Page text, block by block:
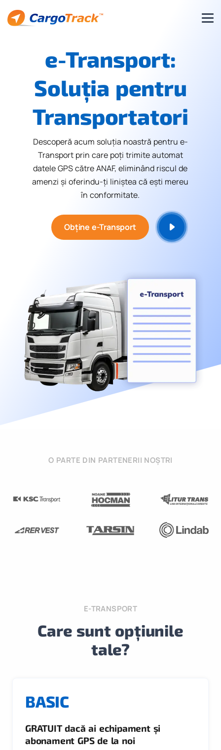
e-Transport:
Soluția pentru
Transportatori
Descoperă acum soluția noastră pentru e-
Transport prin care poți trimite automat
datele GPS către ANAF, eliminând riscul de
amenzi și oferindu-ți liniștea că ești mereu
în conformitate.
Obține e-Transport
O PARTE DIN PARTENERII NOȘTRI
E-TRANSPORT
Care sunt opțiunile
tale?
BASIC
GRATUIT dacă ai echipament și
abonament GPS de la noi